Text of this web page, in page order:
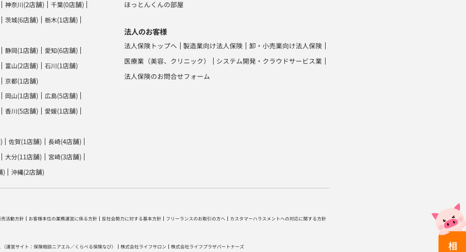
神奈川(2店舗) 千葉(0店舗)
茨城(6店舗) 栃木(1店舗)
静岡(1店舗) 愛知(6店舗)
富山(2店舗) 石川(1店舗)
京都(1店舗)
岡山(1店舗) 広島(5店舗)
香川(5店舗) 愛媛(1店舗)
佐賀(1店舗) 長崎(4店舗)
大分(11店舗) 宮崎(3店舗)
) 沖縄(2店舗)
ほっとんくんの部屋
法人のお客様
法人保険トップへ 製造業向け法人保険
卸・小売業向け法人保険
医療業（美容、クリニック）
システム開発・クラウドサービス業
法人保険のお問合せフォーム
活動方針 お客様本位の業務運営に係る方針 反社会勢力に対する基本方針 フリーランスのお取引の方へ カスタマーハラスメントへの対応に関する方針
（運営サイト： 保険相談ニアエル／くらべる保険なび） 株式会社ライフサロン 株式会社ライフプラザパートナーズ